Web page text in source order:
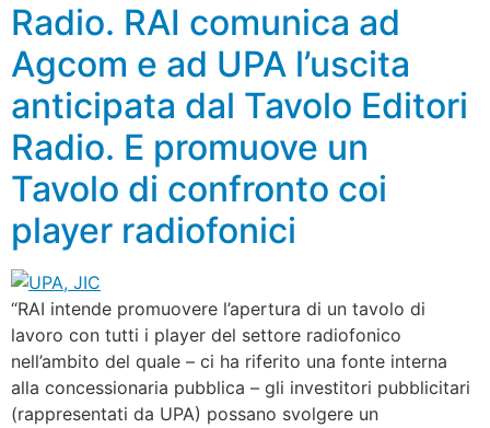
Radio. RAI comunica ad
Agcom e ad UPA l’uscita
anticipata dal Tavolo Editori
Radio. E promuove un
Tavolo di confronto coi
player radiofonici
“RAI intende promuovere l’apertura di un tavolo di
lavoro con tutti i player del settore radiofonico
nell’ambito del quale – ci ha riferito una fonte interna
alla concessionaria pubblica – gli investitori pubblicitari
(rappresentati da UPA) possano svolgere un